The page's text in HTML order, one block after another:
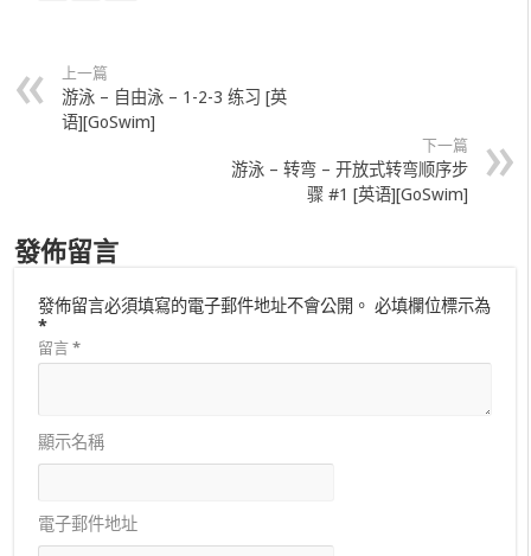
上一篇
游泳 – 自由泳 – 1-2-3 练习 [英
语][GoSwim]
下一篇
游泳 – 转弯 – 开放式转弯顺序步
骤 #1 [英语][GoSwim]
發佈留言
發佈留言必須填寫的電子郵件地址不會公開。 必填欄位標示為
*
留言*
顯示名稱
電子郵件地址